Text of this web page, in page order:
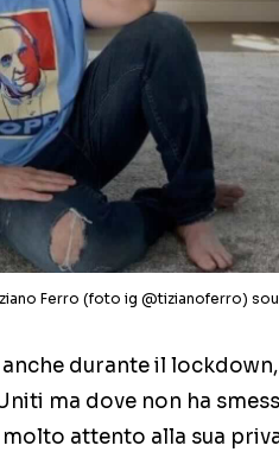
Ferro (foto ig @tizianoferro)
durante il
ma dove non ha
attento alla sua